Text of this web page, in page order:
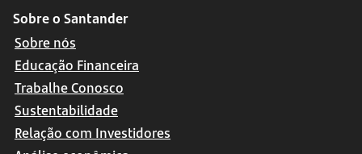
Sobre o Santander
Sobre nós
Educação Financeira
Trabalhe Conosco
Sustentabilidade
Relação com Investidores